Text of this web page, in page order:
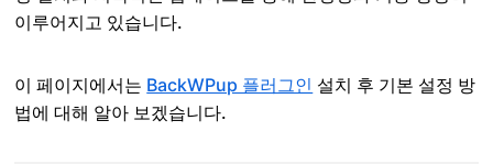
이루어지고 있습니다.
이 페이지에서는 BackWPup 플러그인 설치 후 기본 설정 방
법에 대해 알아 보겠습니다.